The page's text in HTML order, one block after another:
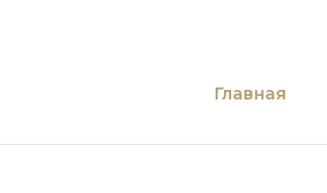
Главная